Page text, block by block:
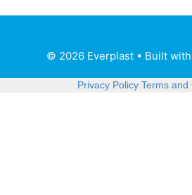
© 2026 Everplast• Built with
Privacy Policy Terms and